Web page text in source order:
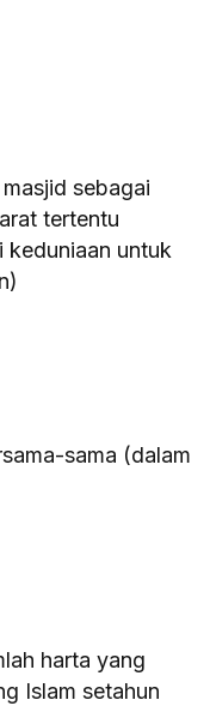
sebagai
tertentu
keduniaan untuk
sama (dalam
harta yang
Islam setahun